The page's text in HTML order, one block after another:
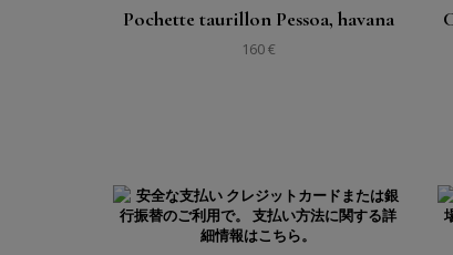
Pochette taurillon Pessoa, havana
160 €